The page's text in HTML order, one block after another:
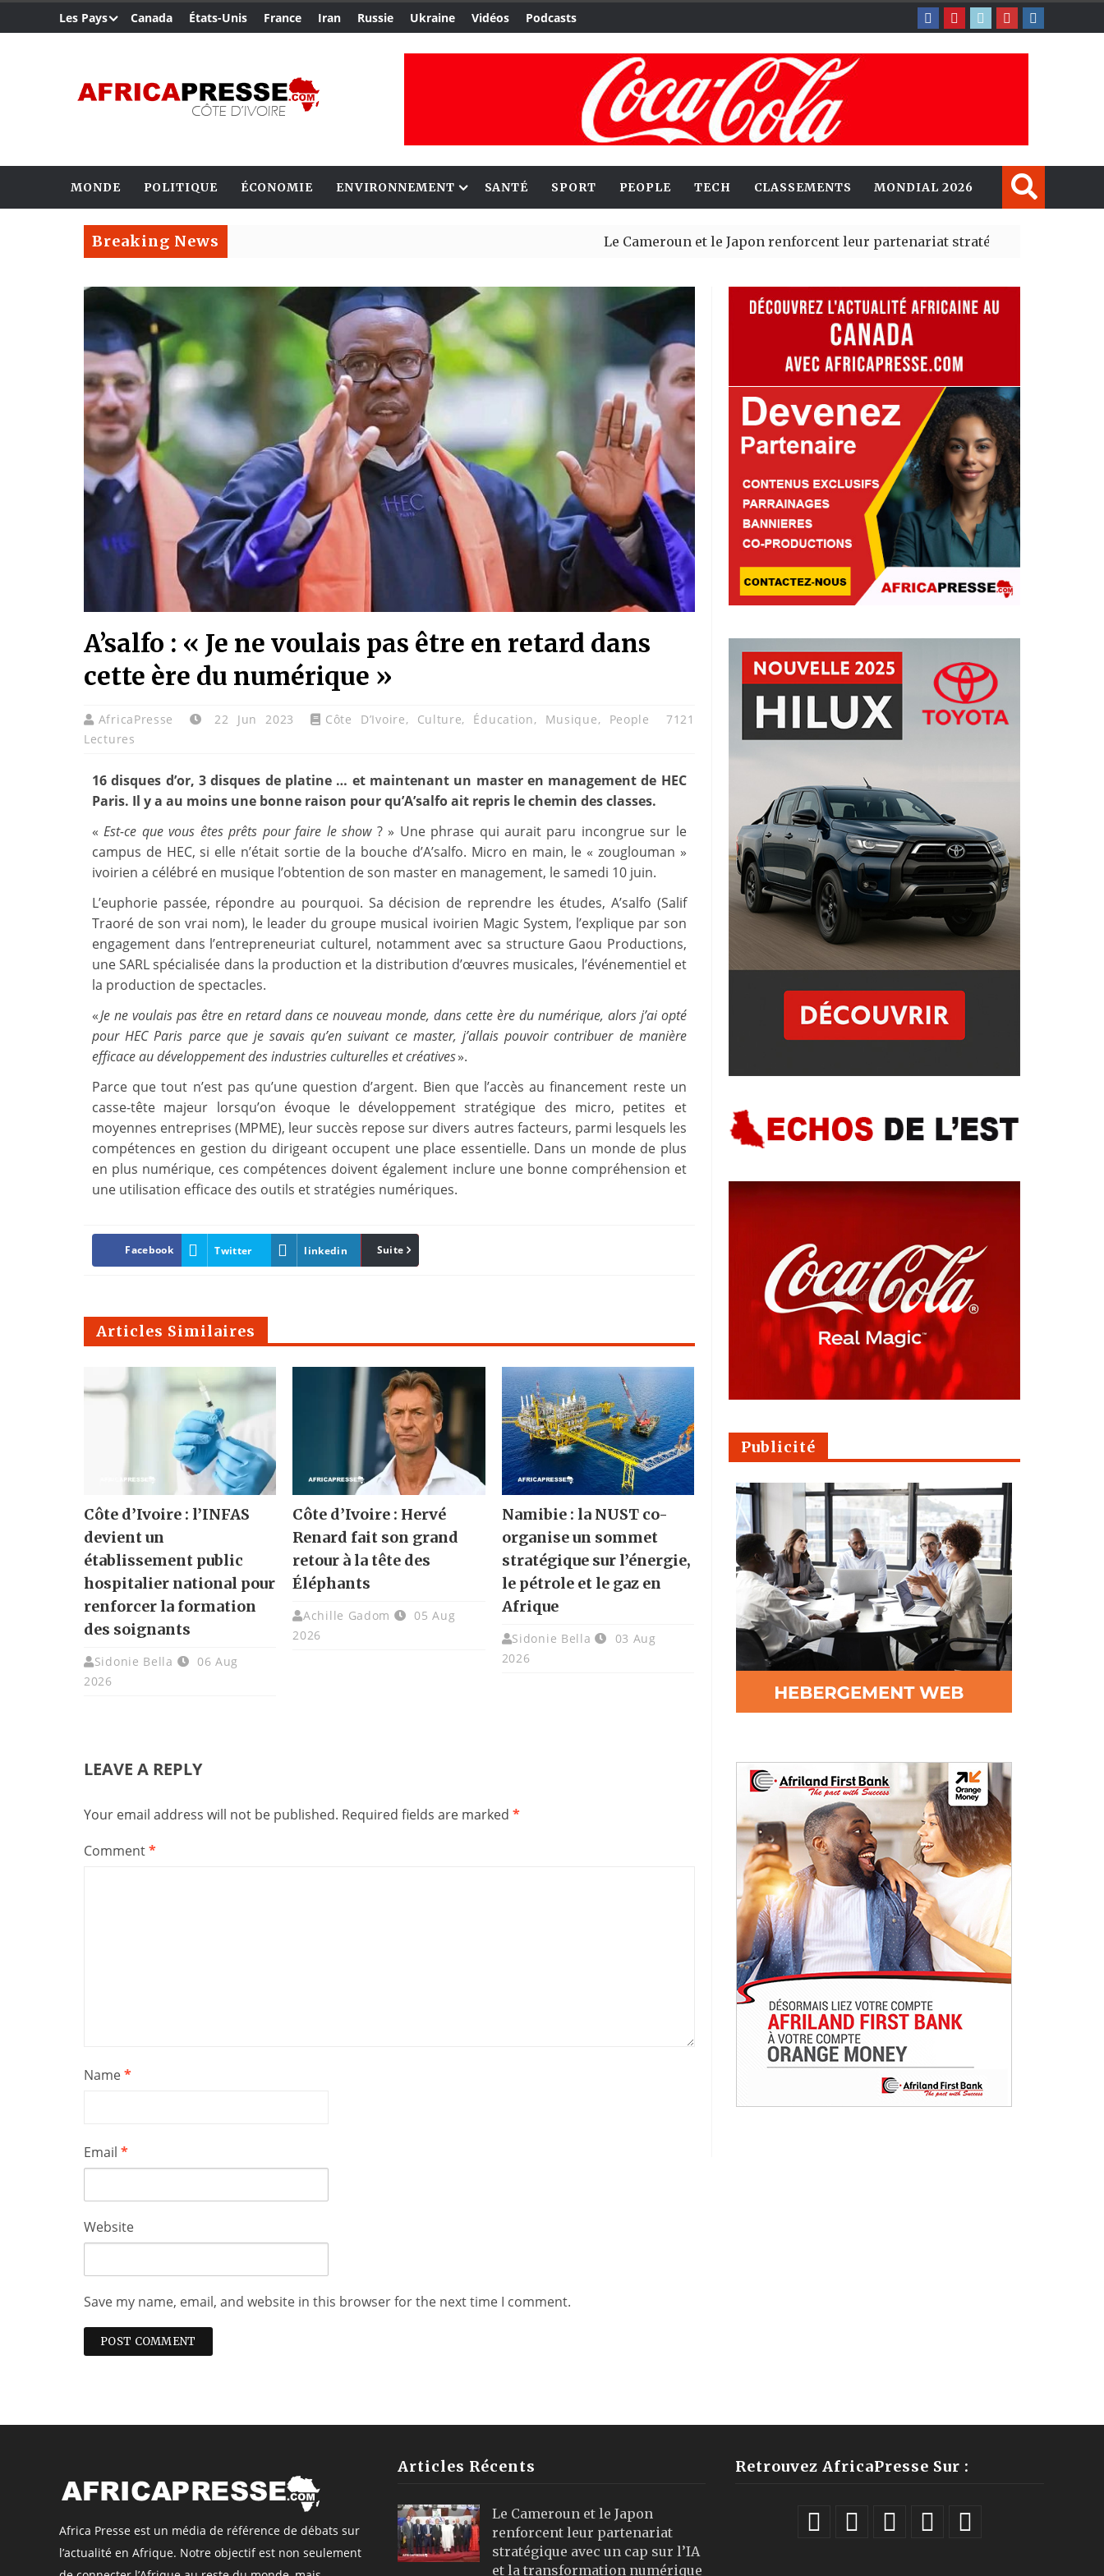
Les Pays Canada États-Unis France Iran Russie Ukraine Vidéos Podcasts
MONDE POLITIQUE ÉCONOMIE ENVIRONNEMENT SANTÉ SPORT PEOPLE TECH CLASSEMENTS MONDIAL 2026
Breaking News Le Cameroun et le Japon renforcent leur partenariat stratégique avec un cap sur
A’salfo : « Je ne voulais pas être en retard dans
cette ère du numérique »
AfricaPresse 22 Jun 2023 Côte D’Ivoire, Culture, Éducation, Musique, People
7121
Lectures
16 disques d’or, 3 disques de platine … et maintenant un master en management de HEC
Paris. Il y a au moins une bonne raison pour qu’A’salfo ait repris le chemin des classes.
«Est-ce que vous êtes prêts pour faire le show? » Une phrase qui aurait paru incongrue sur le
campus de HEC, si elle n’était sortie de la bouche d’A’salfo. Micro en main, le « zouglouman »
ivoirien a célébré en musique l’obtention de son master en management, le samedi 10 juin.
L’euphorie passée, répondre au pourquoi. Sa décision de reprendre les études, A’salfo (Salif
Traoré de son vrai nom), le leader du groupe musical ivoirien Magic System, l’explique par son
engagement dans l’entrepreneuriat culturel, notamment avec sa structure Gaou Productions,
une SARL spécialisée dans la production et la distribution d’œuvres musicales, l’événementiel et
la production de spectacles.
«Je ne voulais pas être en retard dans ce nouveau monde, dans cette ère du numérique, alors j’ai opté
pour HEC Paris parce que je savais qu’en suivant ce master, j’allais pouvoir contribuer de manière
efficace au développement des industries culturelles et créatives».
Parce que tout n’est pas qu’une question d’argent. Bien que l’accès au financement reste un
casse-tête majeur lorsqu’on évoque le développement stratégique des micro, petites et
moyennes entreprises (MPME), leur succès repose sur divers autres facteurs, parmi lesquels les
compétences en gestion du dirigeant occupent une place essentielle. Dans un monde de plus
en plus numérique, ces compétences doivent également inclure une bonne compréhension et
une utilisation efficace des outils et stratégies numériques.
Facebook Twitter linkedin Pinterest
Suite
Articles Similaires
Côte d’Ivoire : l’INFAS
devient un
établissement public
hospitalier national pour
renforcer la formation
des soignants
Sidonie Bella
06 Aug
2026
Côte d’Ivoire : Hervé
Renard fait son grand
retour à la tête des
Éléphants
Achille Gadom
05 Aug
2026
Namibie : la NUST co-
organise un sommet
stratégique sur l’énergie,
le pétrole et le gaz en
Afrique
Sidonie Bella
03 Aug
2026
LEAVE A REPLY
Your email address will not be published. Required fields are marked *
Comment*
Name*
Email *
Website
Save my name, email, and website in this browser for the next time I comment.
Publicité
Africa Presse est un média de référence de débats sur
l’actualité en Afrique. Notre objectif est non seulement
Articles Récents
Le Cameroun et le Japon
renforcent leur partenariat
stratégique avec un cap sur l’IA
et la transformation numérique
Retrouvez AfricaPresse Sur :